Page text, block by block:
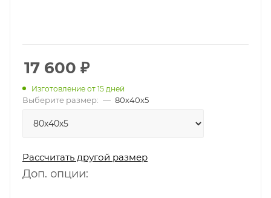
17 600 ₽
Изготовление от 15 дней
Выберите размер: — 80х40х5
Рассчитать другой размер
Доп. опции: